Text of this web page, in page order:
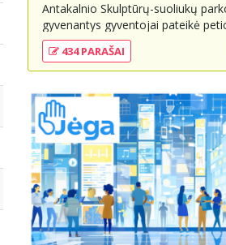
Antakalnio Skulptūrų-suoliukų
gyvenantys gyventojai pateikė
miesto savivaldybei, prašydami
panaikinti sprendimą dėl šunų
aikštelės įrengimo parke. Jie
buvo pradėtas neinformavus
bendruomenės ir nesilaikant
dalyvavimo principų, o parko
negrįžtamą žalą. Gyventojai
yra kultūrinės ir rekreacinės vertės
tokie pokyčiai kenkia vietiniams
viešajam interesui. Jie siūlo
vietas šunų aikštelei ir reikalauja
atkurti parko aplinką, jei
aikštelės bus priimtas.
434 PARAŠAI